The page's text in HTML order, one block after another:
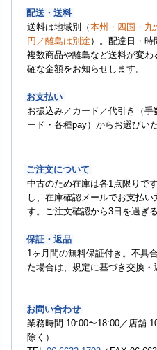
配送・送料
送料は地域別（本州・四国・九
円／離島は別途 ）。配達日・時
複数商品や離島など送料が変
確な金額をお知らせします。
お支払い
お振込み／カード／代引き（
ード・各種pay）からお選びい
ご注文について
中古のため在庫は各1点限りで
し、在庫確認メールでお支払
す。ご注文確認から3日を過ぎ
保証・返品
1ヶ月間の無料保証付き。不具
た場合は、規定に基づき交換・
お問い合わせ
業務時間 10:00〜18:00／店舗
除く）